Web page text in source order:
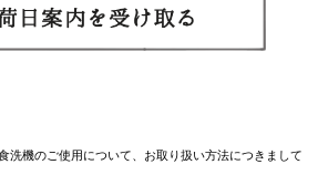
洗機のご使用について、お取り扱い方法につきまして